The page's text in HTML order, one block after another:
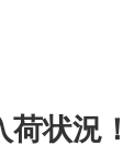
状況